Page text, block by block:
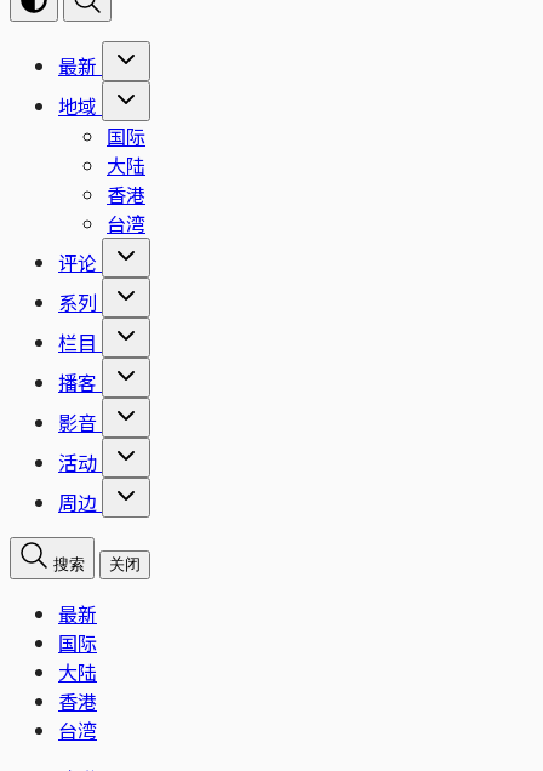
最新
地域
国际
大陆
香港
台湾
评论
系列
栏目
播客
影音
活动
周边
搜索 关闭
最新
国际
大陆
香港
台湾